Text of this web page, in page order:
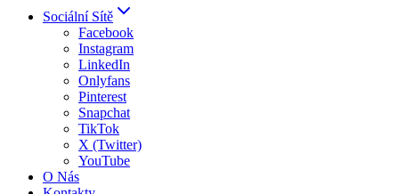
Sociální Sítě
Facebook
Instagram
LinkedIn
Onlyfans
Pinterest
Snapchat
TikTok
X (Twitter)
YouTube
O Nás